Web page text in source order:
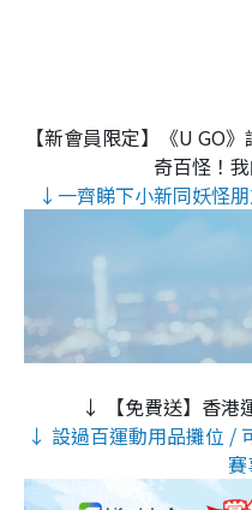
【新會員限定】《U GO
奇百怪！
↓一齊睇下小新同妖怪
↓ 【免費送】香港
↓ 設過百運動用品攤位 /